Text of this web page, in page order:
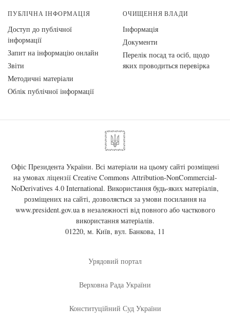
ПУБЛІЧНА ІНФОРМАЦІЯ
Доступ до публічної
інформації
Запит на інформацію онлайн
Звіти
Методичні матеріали
Облік публічної інформації
ОЧИЩЕННЯ ВЛАДИ
Інформація
Документи
Перелік посад та осіб, щодо
яких проводиться перевірка
Офіс Президента України. Всі матеріали на цьому сайті розміщені
на умовах ліцензії Creative Commons Attribution-NonCommercial-
NoDerivatives 4.0 International. Використання будь-яких матеріалів,
розміщених на сайті, дозволяється за умови посилання на
www.president.gov.uaв незалежності від повного або часткового
використання матеріалів.
01220, м. Київ, вул. Банкова, 11
Урядовий портал
Верховна Рада України
Конституційний Суд України